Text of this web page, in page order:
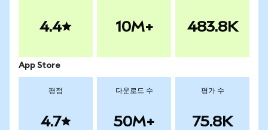
4.4 10M+ 483.8K
App Store
평점
4.7
다운로드 수
50M+
평가 수
75.8K